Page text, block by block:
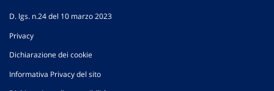
D. lgs. n.24 del 10 marzo 2023
Privacy
Dichiarazione dei cookie
Informativa Privacy del sito